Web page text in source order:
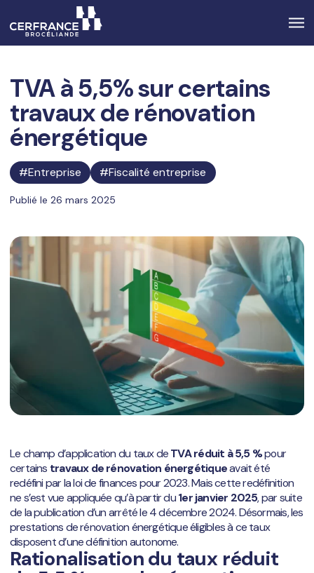
TVA à 5,5% sur certains
travaux de rénovation
énergétique
Entreprise Fiscalité entreprise
Publié le 26 mars 2025
Le champ d’application du taux deTVA réduit à 5,5 %pour
certains travaux de rénovation énergétiqueavait été
redéfini par la loi de finances pour 2023. Mais cette redéfinition
ne s’est vue appliquée qu’à partir du1er janvier 2025, par suite
de la publication d’un arrêté le 4 décembre 2024. Désormais, les
prestations de rénovation énergétique éligibles à ce taux
disposent d’une définition autonome.
Rationalisation du taux réduit